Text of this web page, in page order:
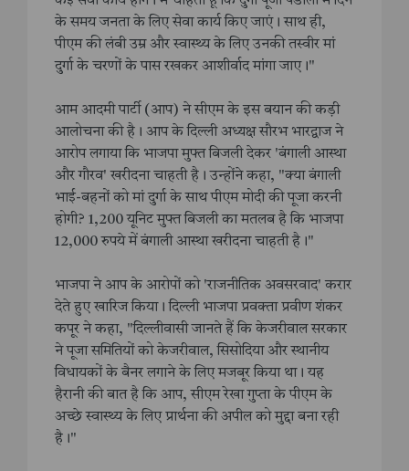
के समय जनता के लिए सेवा कार्य किए जाएं। साथ ही,
पीएम की लंबी उम्र और स्वास्थ्य के लिए उनकी तस्वीर मां
दुर्गा के चरणों के पास रखकर आशीर्वाद मांगा जाए।"
आम आदमी पार्टी (आप) ने सीएम के इस बयान की कड़ी
आलोचना की है। आप के दिल्ली अध्यक्ष सौरभ भारद्वाज ने
आरोप लगाया कि भाजपा मुफ्त बिजली देकर 'बंगाली आस्था
और गौरव' खरीदना चाहती है। उन्होंने कहा, "क्या बंगाली
भाई-बहनों को मां दुर्गा के साथ पीएम मोदी की पूजा करनी
होगी? 1,200 यूनिट मुफ्त बिजली का मतलब है कि भाजपा
12,000 रुपये में बंगाली आस्था खरीदना चाहती है।"
भाजपा ने आप के आरोपों को 'राजनीतिक अवसरवाद' करार
देते हुए खारिज किया। दिल्ली भाजपा प्रवक्ता प्रवीण शंकर
कपूर ने कहा, "दिल्लीवासी जानते हैं कि केजरीवाल सरकार
ने पूजा समितियों को केजरीवाल, सिसोदिया और स्थानीय
विधायकों के बैनर लगाने के लिए मजबूर किया था। यह
हैरानी की बात है कि आप, सीएम रेखा गुप्ता के पीएम के
अच्छे स्वास्थ्य के लिए प्रार्थना की अपील को मुद्दा बना रही
है।"